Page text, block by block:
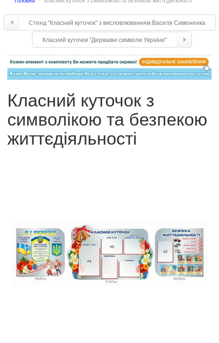
Стенд "Класний куточок" з висловлюванням Василя Симоненка
Класний куточок "Державні символи України"
Класний куточок з
символікою та безпекою
життєдіяльності